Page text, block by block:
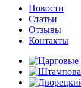
Новости
Статьи
Отзывы
Контакты